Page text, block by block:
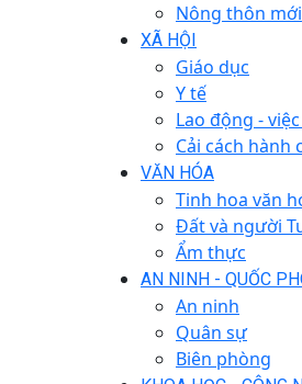
Nông thôn mới
XÃ HỘI
Giáo dục
Y tế
Lao động -
Cải cách hành
VĂN HÓA
Tinh hoa văn
Đất và người
Ẩm thực
AN NINH - QUỐC
An ninh
Quân sự
Biên phòng